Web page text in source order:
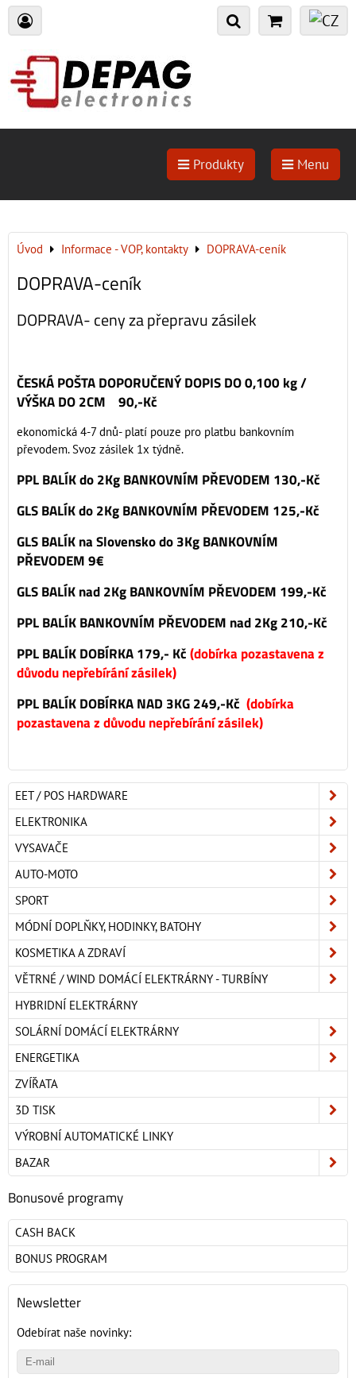
Produkty Menu
Úvod Informace - VOP, kontakty DOPRAVA-ceník
DOPRAVA-ceník
DOPRAVA- ceny za přepravu zásilek
ČESKÁ POŠTA DOPORUČENÝ DOPIS DO 0,100 kg /
VÝŠKA DO 2CM 90,-Kč
ekonomická 4-7 dnů- platí pouze pro platbu bankovním
převodem. Svoz zásilek 1x týdně.
PPL BALÍK do 2Kg BANKOVNÍM PŘEVODEM 130,-Kč
GLS BALÍK do 2Kg BANKOVNÍM PŘEVODEM 125,-Kč
GLS BALÍK na Slovensko do 3Kg BANKOVNÍM
PŘEVODEM 9€
GLS BALÍK nad 2Kg BANKOVNÍM PŘEVODEM 199,-Kč
PPL BALÍK BANKOVNÍM PŘEVODEM nad 2Kg 210,-Kč
PPL BALÍK DOBÍRKA 179,- Kč (dobírka pozastavena z
důvodu nepřebírání zásilek)
PPL BALÍK DOBÍRKA NAD 3KG 249,-Kč (dobírka
pozastavena z důvodu nepřebírání zásilek)
EET / POS HARDWARE
ELEKTRONIKA
VYSAVAČE
AUTO-MOTO
SPORT
MÓDNÍ DOPLŇKY, HODINKY, BATOHY
KOSMETIKA A ZDRAVÍ
VĚTRNÉ / WIND DOMÁCÍ ELEKTRÁRNY - TURBÍNY
HYBRIDNÍ ELEKTRÁRNY
SOLÁRNÍ DOMÁCÍ ELEKTRÁRNY
ENERGETIKA
ZVÍŘATA
3D TISK
VÝROBNÍ AUTOMATICKÉ LINKY
BAZAR
Bonusové programy
CASH BACK
BONUS PROGRAM
Newsletter
Odebírat naše novinky: